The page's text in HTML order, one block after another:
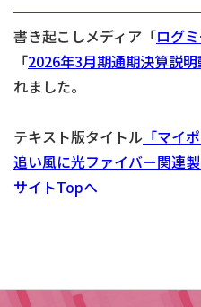
書き起こしメディア「ログ
「2026年3月期通期決算説明
れました。
テキスト版タイトル 「マイ
追い風に光ファイバー関連
サイトTopへ